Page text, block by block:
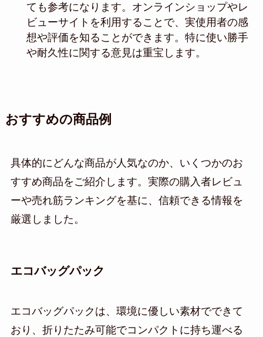
ても参考になります。オンラインショップやレ
ビューサイトを利用することで、実使用者の感
想や評価を知ることができます。特に使い勝手
や耐久性に関する意見は重宝します。
おすすめの商品例
具体的にどんな商品が人気なのか、いくつかのお
すすめ商品をご紹介します。実際の購入者レビュ
ーや売れ筋ランキングを基に、信頼できる情報を
厳選しました。
エコバッグパック
エコバッグパックは、環境に優しい素材でできて
おり、折りたたみ可能でコンパクトに持ち運べる